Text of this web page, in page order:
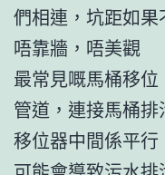
們相連，坑距如
唔靠牆，唔美觀
最常見嘅馬桶移
管道，連接馬桶
移位器中間係平